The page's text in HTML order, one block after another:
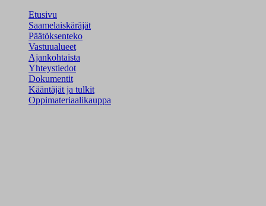
Etusivu
Saamelaiskäräjät
Päätöksenteko
Vastuualueet
Ajankohtaista
Yhteystiedot
Dokumentit
Kääntäjät ja tulkit
Oppimateriaalikauppa